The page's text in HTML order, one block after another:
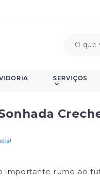
SERVIÇOS
importante rumo ao